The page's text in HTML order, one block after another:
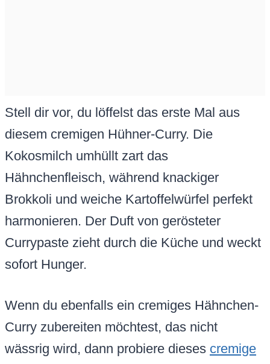
Stell dir vor, du löffelst das erste Mal aus
diesem cremigen Hühner-Curry. Die
Kokosmilch umhüllt zart das
Hähnchenfleisch, während knackiger
Brokkoli und weiche Kartoffelwürfel perfekt
harmonieren. Der Duft von gerösteter
Currypaste zieht durch die Küche und weckt
sofort Hunger.
Wenn du ebenfalls ein cremiges Hähnchen-
Curry zubereiten möchtest, das nicht
wässrig wird, dann probiere dieses cremige